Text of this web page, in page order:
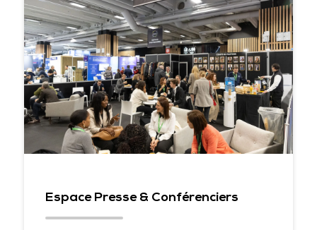
Espace Presse & Conférenciers